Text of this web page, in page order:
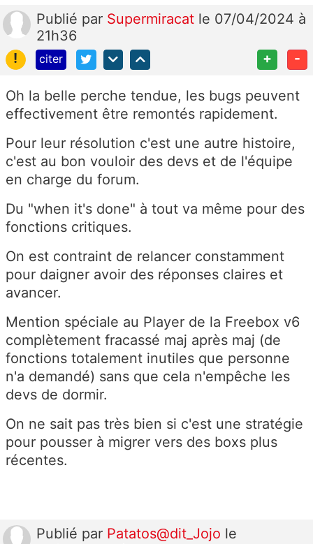
Publié par Supermiracat le 07/04/2024 à
21h36
!
citer + -
Oh la belle perche tendue, les bugs peuvent
effectivement être remontés rapidement.
Pour leur résolution c'est une autre histoire,
c'est au bon vouloir des devs et de l'équipe
en charge du forum.
Du "when it's done" à tout va même pour des
fonctions critiques.
On est contraint de relancer constamment
pour daigner avoir des réponses claires et
avancer.
Mention spéciale au Player de la Freebox v6
complètement fracassé maj après maj (de
fonctions totalement inutiles que personne
n'a demandé) sans que cela n'empêche les
devs de dormir.
On ne sait pas très bien si c'est une stratégie
pour pousser à migrer vers des boxs plus
récentes.
Publié par Patatos@dit_Jojo le